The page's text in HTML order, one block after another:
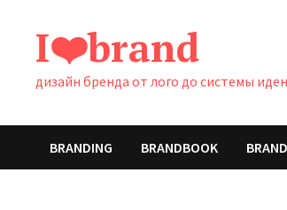
содержимому
I❤️brand
дизайн бренда от лого до системы
BRANDING BRANDBOOK